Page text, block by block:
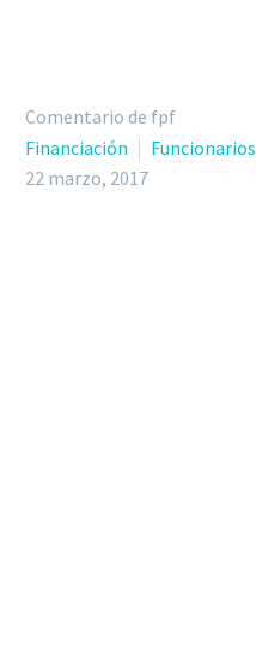
Comentario de fpf
Financiación
Funcionarios
22 marzo, 2017